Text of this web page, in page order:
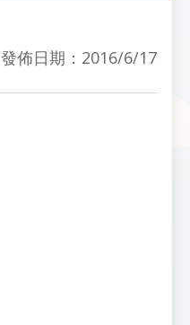
發佈日期：2016/6/17